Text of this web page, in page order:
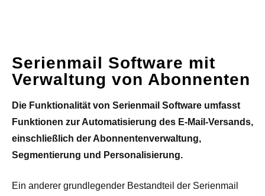
Serienmail Software mit
Verwaltung von Abonnenten
Die Funktionalität von Serienmail Software umfasst
Funktionen zur Automatisierung des E-Mail-Versands,
einschließlich der Abonnentenverwaltung,
Segmentierung und Personalisierung.
Ein anderer grundlegender Bestandteil der Serienmail